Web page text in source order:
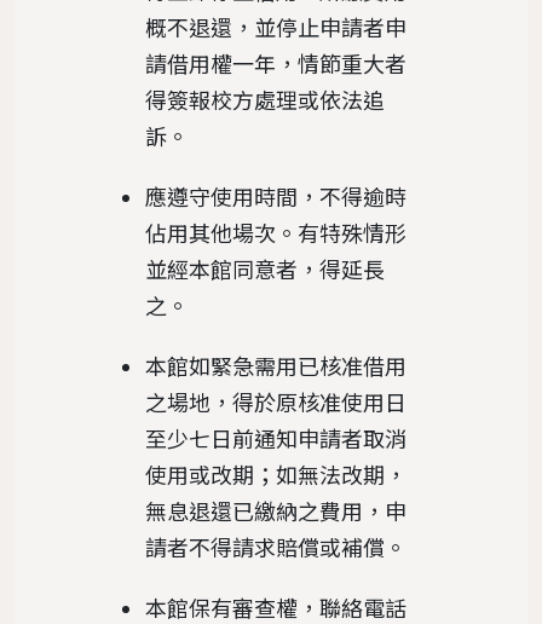
概不退還，並停止申請者申
請借用權一年，情節重大者
得簽報校方處理或依法追
訴。
應遵守使用時間，不得逾時
佔用其他場次。有特殊情形
並經本館同意者，得延長
之。
本館如緊急需用已核准借用
之場地，得於原核准使用日
至少七日前通知申請者取消
使用或改期；如無法改期，
無息退還已繳納之費用，申
請者不得請求賠償或補償。
本館保有審查權，聯絡電話